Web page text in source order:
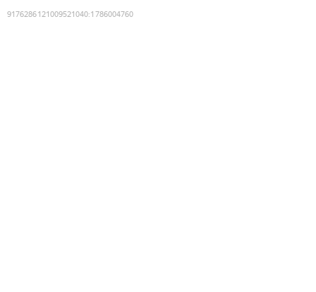
9176286121009521040:1786004760